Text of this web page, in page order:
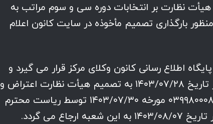
۰۷/۲۴ ریاست محترم هیأت نظارت بر انتخابات دوره سی و سوم مراتب به
بارگذاری تصمیم مأخوذه در سایت کانون اعلام
نظارت در پایگاه اطلاع رسانی کانون وکلای مرکز قرار می گیرد و
آقایان محمود دادستان و محمدمهدی رهبری در تاریخ ۱۴۰۳/۰۷/۲۸ به تصمیم هیأت نظارت اعتراض و
مراتب اعتراض نامبردگان حسب نامه شماره ۰۳۹۹۸۰۰۰۸۳۷ مورخه ۱۴۰۳/۰۷/۳۰ توسط ریاست محترم
می گردد.